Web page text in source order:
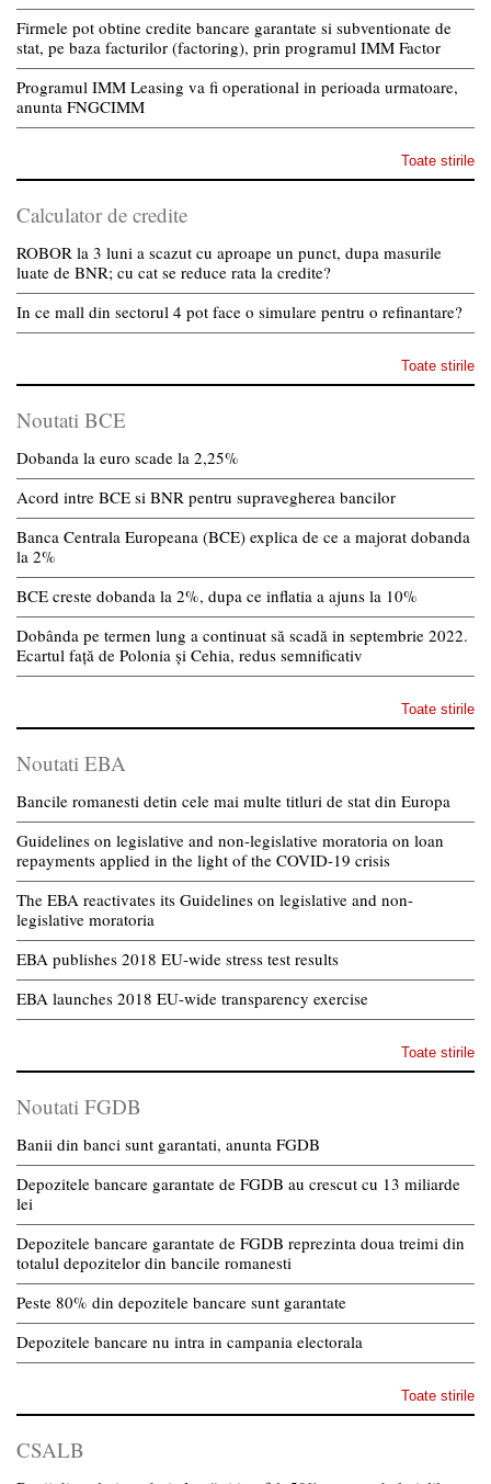
Firmele pot obtine credite bancare garantate si subventionate de
stat, pe baza facturilor (factoring), prin programul IMM Factor
Programul IMM Leasing va fi operational in perioada urmatoare,
anunta FNGCIMM
Toate stirile
Calculator de credite
ROBOR la 3 luni a scazut cu aproape un punct, dupa masurile
luate de BNR; cu cat se reduce rata la credite?
In ce mall din sectorul 4 pot face o simulare pentru o refinantare?
Toate stirile
Noutati BCE
Dobanda la euro scade la 2,25%
Acord intre BCE si BNR pentru supravegherea bancilor
Banca Centrala Europeana (BCE) explica de ce a majorat dobanda
la 2%
BCE creste dobanda la 2%, dupa ce inflatia a ajuns la 10%
Dobânda pe termen lung a continuat să scadă in septembrie 2022.
Ecartul față de Polonia și Cehia, redus semnificativ
Toate stirile
Noutati EBA
Bancile romanesti detin cele mai multe titluri de stat din Europa
Guidelines on legislative and non-legislative moratoria on loan
repayments applied in the light of the COVID-19 crisis
The EBA reactivates its Guidelines on legislative and non-
legislative moratoria
EBA publishes 2018 EU-wide stress test results
EBA launches 2018 EU-wide transparency exercise
Toate stirile
Noutati FGDB
Banii din banci sunt garantati, anunta FGDB
Depozitele bancare garantate de FGDB au crescut cu 13 miliarde
lei
Depozitele bancare garantate de FGDB reprezinta doua treimi din
totalul depozitelor din bancile romanesti
Peste 80% din depozitele bancare sunt garantate
Depozitele bancare nu intra in campania electorala
Toate stirile
CSALB